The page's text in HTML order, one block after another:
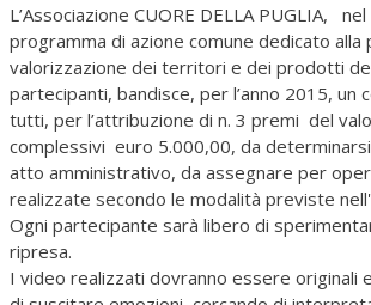
L’Associazione CUORE DELLA PUGLIA,
programma di azione comune dedicato alla
valorizzazione dei territori e dei prodotti
partecipanti, bandisce, per l’anno 2015, un
tutti, per l’attribuzione di n. 3 premi del
complessivi euro 5.000,00, da
atto amministrativo, da assegnare per
realizzate secondo le modalità previste
Ogni partecipante sarà libero di
ripresa.
I video realizzati dovranno essere originali